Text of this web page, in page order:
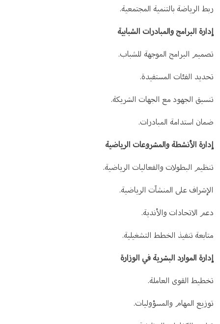
ربط الرياضة بالتنمية المجتمعية.
إدارة البرامج والمبادرات الشبابية
تصميم البرامج الموجهة للشباب.
تحديد الفئات المستفيدة.
تنسيق الجهود مع الجهات الشريكة.
ضمان استدامة المبادرات.
إدارة الأنشطة والمشروعات الرياضية
تنظيم البطولات والفعاليات الرياضية.
الإشراف على المنشآت الرياضية.
دعم الاتحادات والأندية.
متابعة تنفيذ الخطط التشغيلية.
إدارة الموارد البشرية في الوزارة
تخطيط القوى العاملة.
توزيع المهام والمسؤوليات.